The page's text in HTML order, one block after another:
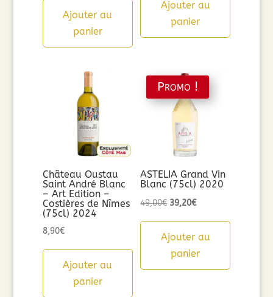
Ajouter au
panier
Ajouter au
panier
Château Oustau
Saint André Blanc
– Art Edition –
Costières de Nîmes
(75cl) 2024
8,90€
Ajouter au
panier
Promo !
ASTELIA Grand Vin
Blanc (75cl) 2020
49,00€ Le
initial
était :
39,20€Le
actuel
est :
Ajouter au
panier